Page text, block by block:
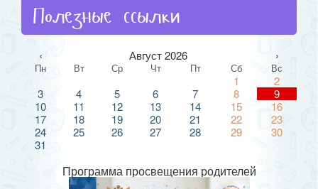
Полезные ссылки
‹ Август 2026 ›
Пн Вт Ср Чт Пт Сб Вс
1
2
3
4 5 6 7 8
9
10
11 12 13 14 15
16
17
18 19 20 21 22
23
24
25 26 27 28 29
30
31
Программа просвещения родителей